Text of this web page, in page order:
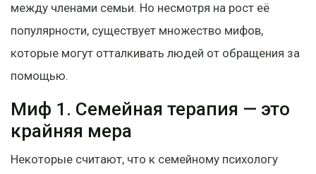
между членами семьи. Но несмотря на рост её
популярности, существует множество мифов,
которые могут отталкивать людей от обращения за
помощью.
Миф 1. Семейная терапия — это
крайняя мера
Некоторые считают, что к семейному психологу